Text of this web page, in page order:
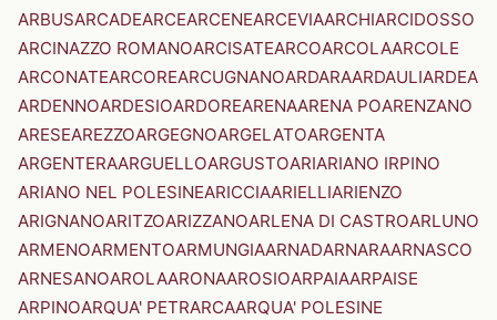
ARBUSARCADEARCEARCENEARCEVIAARCHIARCIDOSSO
ARCINAZZO ROMANOARCISATEARCOARCOLAARCOLE
ARCONATEARCOREARCUGNANOARDARAARDAULIARDEA
ARDENNOARDESIOARDOREARENAARENA POARENZANO
ARESEAREZZOARGEGNOARGELATOARGENTA
ARGENTERAARGUELLOARGUSTOARIARIANO IRPINO
ARIANO NEL POLESINEARICCIAARIELLIARIENZO
ARIGNANOARITZOARIZZANOARLENA DI CASTROARLUNO
ARMENOARMENTOARMUNGIAARNADARNARAARNASCO
ARNESANOAROLAARONAAROSIOARPAIAARPAISE
ARPINOARQUA' PETRARCAARQUA' POLESINE